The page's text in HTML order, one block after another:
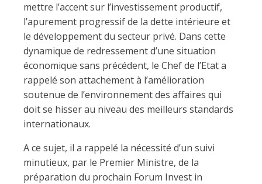
mettre l’accent sur l’investissement productif,
l’apurement progressif de la dette intérieure et
le développement du secteur privé. Dans cette
dynamique de redressement d’une situation
économique sans précédent, le Chef de l’Etat a
rappelé son attachement à l’amélioration
soutenue de l’environnement des affaires qui
doit se hisser au niveau des meilleurs standards
internationaux.
A ce sujet, il a rappelé la nécessité d’un suivi
minutieux, par le Premier Ministre, de la
préparation du prochain Forum Invest in